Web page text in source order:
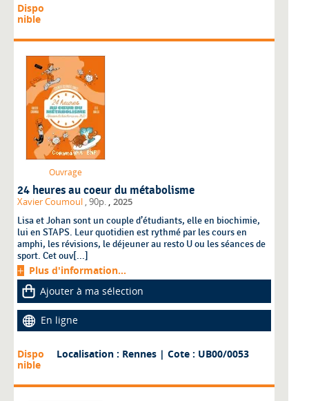
Dispo
nible
Ouvrage
24 heures au coeur du métabolisme
Xavier Coumoul, 90p. , 2025
Lisa et Johan sont un couple d’étudiants, elle en biochimie,
lui en STAPS. Leur quotidien est rythmé par les cours en
amphi, les révisions, le déjeuner au resto U ou les séances de
sport. Cet ouv[...]
Plus d'information...
Ajouter à ma sélection
En ligne
Dispo
nible
Localisation : Rennes | Cote : UB00/0053